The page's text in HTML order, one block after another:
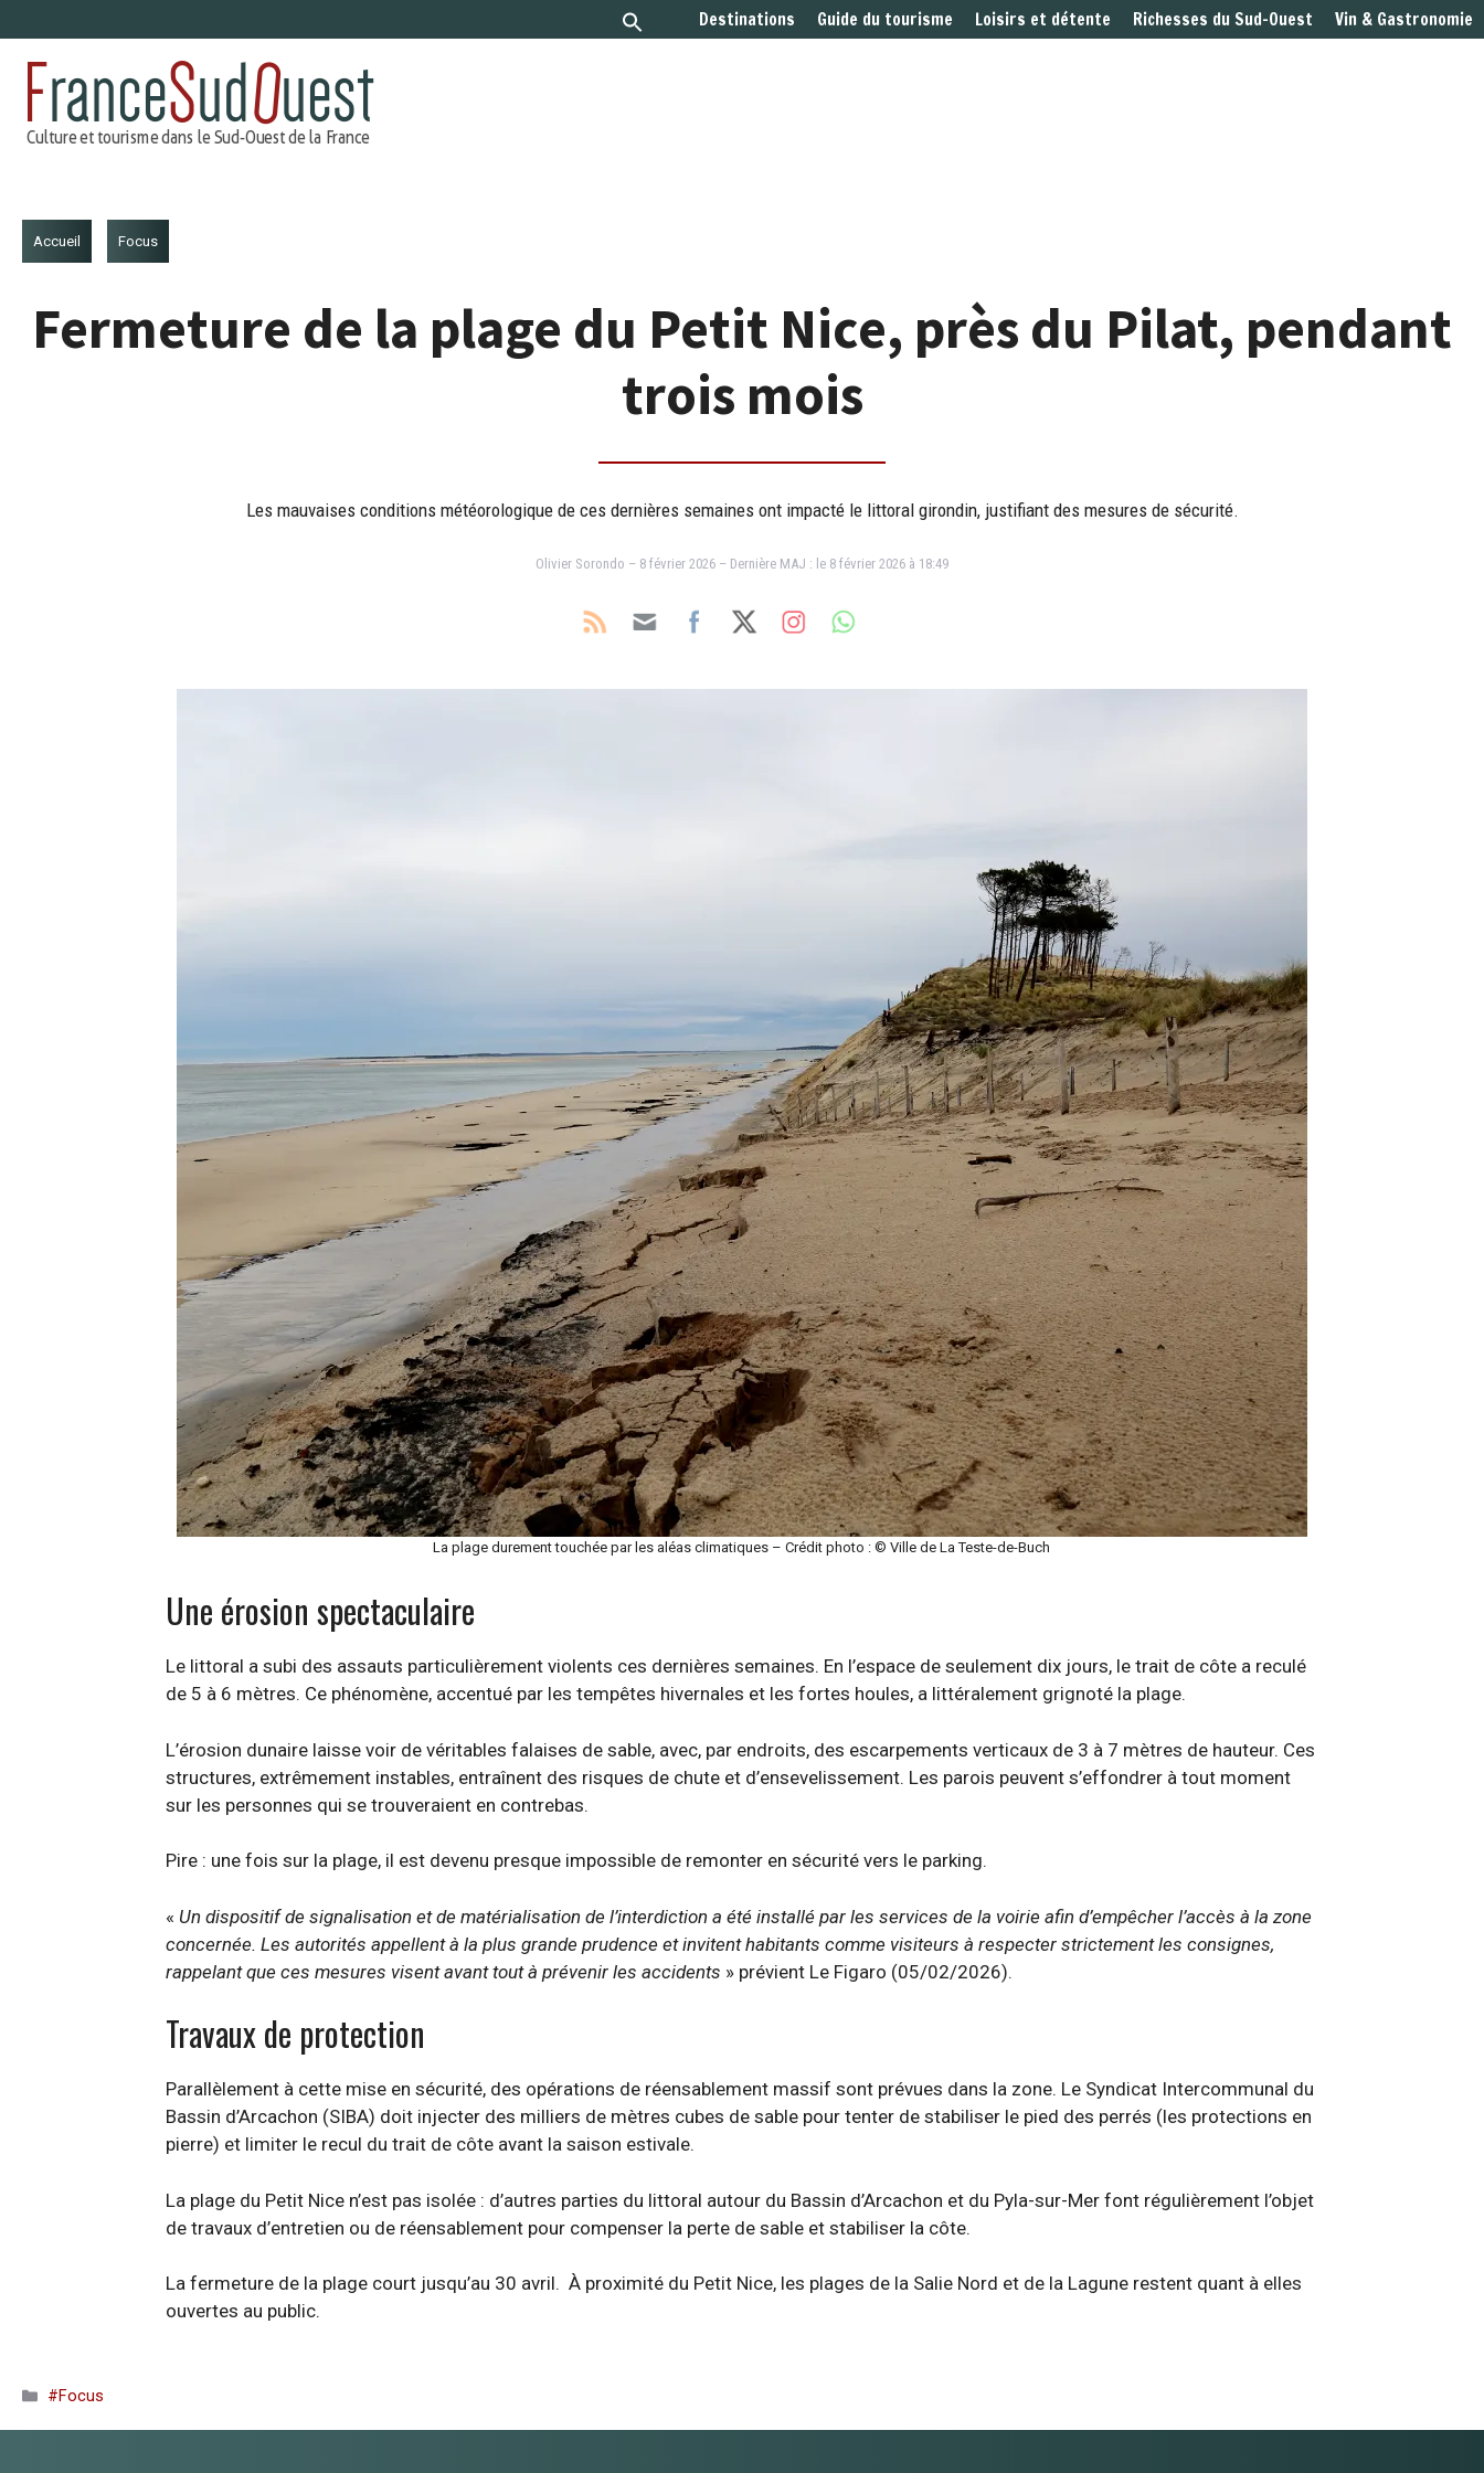
au
contenu
Destinations Guide du tourisme Loisirs et détente Richesses du Sud-Ouest Vin & Gastronomie
Accueil Focus
Fermeture de la plage du Petit Nice, près du Pilat, pendant
trois mois
Les mauvaises conditions météorologique de ces dernières semaines ont impacté le littoral girondin, justifiant des mesures de sécurité.
Olivier Sorondo – 8 février 2026 – Dernière MAJ : le 8 février 2026 à 18:49
La plage durement touchée par les aléas climatiques – Crédit photo : © Ville de La Teste-de-Buch
Une érosion spectaculaire
Le littoral a subi des assauts particulièrement violents ces dernières semaines. En l’espace de seulement dix jours, le trait de côte a reculé
de 5 à 6 mètres. Ce phénomène, accentué par les tempêtes hivernales et les fortes houles, a littéralement grignoté la plage.
L’érosion dunaire laisse voir de véritables falaises de sable, avec, par endroits, des escarpements verticaux de 3 à 7 mètres de hauteur. Ces
structures, extrêmement instables, entraînent des risques de chute et d’ensevelissement. Les parois peuvent s’effondrer à tout moment
sur les personnes qui se trouveraient en contrebas.
Pire : une fois sur la plage, il est devenu presque impossible de remonter en sécurité vers le parking.
« Un dispositif de signalisation et de matérialisation de l’interdiction a été installé par les services de la voirie afin d’empêcher l’accès à la zone
concernée. Les autorités appellent à la plus grande prudence et invitent habitants comme visiteurs à respecter strictement les consignes,
rappelant que ces mesures visent avant tout à prévenir les accidents » prévient Le Figaro (05/02/2026).
Travaux de protection
Parallèlement à cette mise en sécurité, des opérations de réensablement massif sont prévues dans la zone. Le Syndicat Intercommunal du
Bassin d’Arcachon (SIBA) doit injecter des milliers de mètres cubes de sable pour tenter de stabiliser le pied des perrés (les protections en
pierre) et limiter le recul du trait de côte avant la saison estivale.
La plage du Petit Nice n’est pas isolée : d’autres parties du littoral autour du Bassin d’Arcachon et du Pyla-sur-Mer font régulièrement l’objet
de travaux d’entretien ou de réensablement pour compenser la perte de sable et stabiliser la côte.
La fermeture de la plage court jusqu’au 30 avril. À proximité du Petit Nice, les plages de la Salie Nord et de la Lagune restent quant à elles
ouvertes au public.
Catégories
#Focus